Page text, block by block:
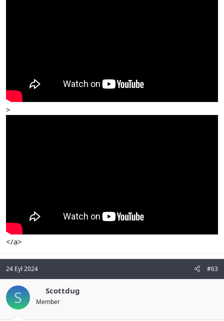
>
</a>
24 Eyl 2024 #63
S Scottdug
Member